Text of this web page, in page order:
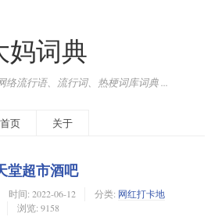
妈词典
流行语、流行词、热梗词库词典 ...
首页 关于
堂超市酒吧
时间: 2022-06-12 分类: 网红打卡地
浏览: 9158